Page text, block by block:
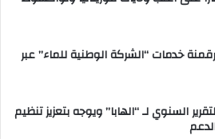
خدمات “الشركة الوطنية للماء” عبر
السنوي لـ “الهابا” ويوجه بتعزيز تنظيم